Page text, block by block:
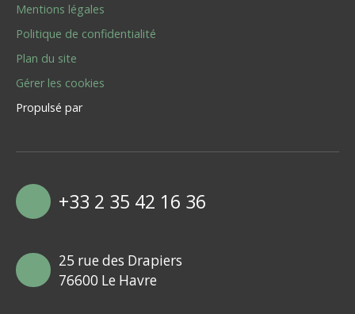
Mentions légales
Politique de confidentialité
Plan du site
Gérer les cookies
Propulsé par
+33 2 35 42 16 36
25 rue des Drapiers
76600 Le Havre